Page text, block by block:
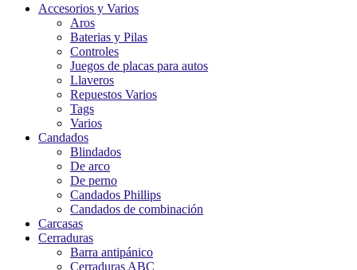
Accesorios y Varios
Aros
Baterias y Pilas
Controles
Juegos de placas para autos
Llaveros
Repuestos Varios
Tags
Varios
Candados
Blindados
De arco
De perno
Candados Phillips
Candados de combinación
Carcasas
Cerraduras
Barra antipánico
Cerraduras ABC